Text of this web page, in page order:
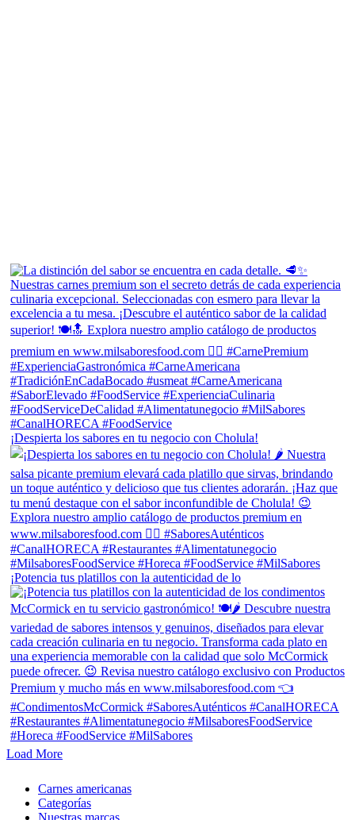
¡Despierta los sabores en tu negocio con Cholula!
¡Potencia tus platillos con la autenticidad de lo
Load More
Close
Menu
Carnes americanas
Categorías
Nuestras marcas